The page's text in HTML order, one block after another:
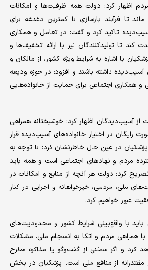
اظهار کرد: دولت همه ظرفیت‌ها و امکانات
تا فرآیند بازسازی با کمترین دغدغه برای
تاکید کرد و گفت: در تعامل و همکاری
کند تا تولیدکنندگان نیز با ارائه تخفیف‌ها و
با اشاره به شرایط ویژه کشور، از مالکان و
داشته باشند و افزود: در حوزه ودیعه
همکاری اجتماعی برای حمایت از خانواده‌هایی
آسیب‌دیدگان اظهار کرد: خوشبختانه همراهی
رایگان در اختیار خانواده‌های آسیب‌دیده قرار
پزشکیان در عین حال خاطرنشان کرد: با توجه به
مردم و نهادهای اجتماعی است و همه باید
کرد: دولت هر آنچه از منابع و امکانات در
ملی، مردمی، خیرخواهانه و اجرایی در کنار
عبور خواهیم کرد.
با واقع‌بینی شرایط کشور و محدودیت‌های
همراهی مردم و اتکا به انسجام ملی، مشکلات
کرد و اگر سخنی از گفت‌وگو یا مذاکره مطرح
از منافع ملی است. پزشکیان در بخش